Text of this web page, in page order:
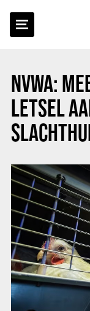
NVWA:
LETSEL
BACK TO